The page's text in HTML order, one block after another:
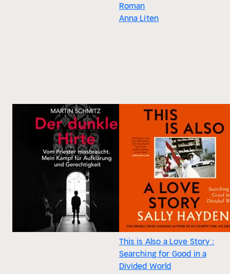
Roman
Anna Liten
This is Also a Love Story :
Searching for Good in a
Divided World